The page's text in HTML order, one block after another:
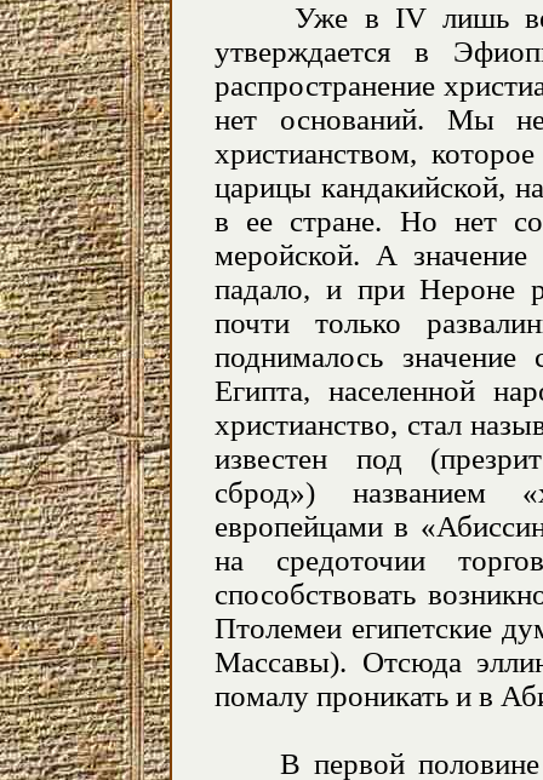
Уже в IV лишь веке
утверждается в
распространение
нет оснований. Мы
христианством,
царицы кандакийской,
в ее стране. Но нет
меройской. А значение
падало, и при Нероне
почти только
поднималось
Египта, населенной
христианство, стал
известен под
сброд») названием
европейцами в
на средоточии
способствовать
Птолемеи египетские
Массавы). Отсюда
помалу проникать и в
В первой половине I